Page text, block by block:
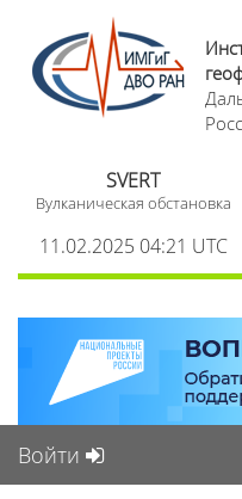
SVERT
Вулканическая обстановка
11.02.2025 04:21 UTC
Войти